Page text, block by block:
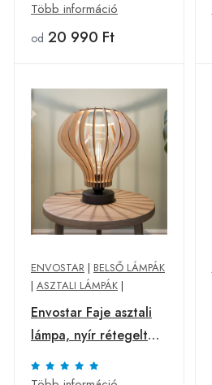
Több információ
od 20 990 Ft
ENVOSTAR | BELSŐ LÁMPÁK
| ASZTALI LÁMPÁK |
Envostar Faje asztali
lámpa, nyír rétegelt
lemez